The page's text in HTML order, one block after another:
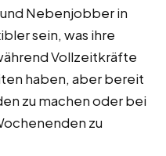
Nebenjobber in
sein, was ihre
Vollzeitkräfte
haben, aber bereit
zu machen oder bei
zu